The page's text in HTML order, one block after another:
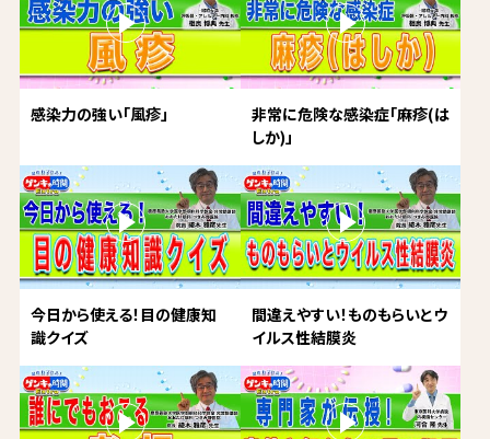
感染力の強い「風疹」
非常に危険な感染症「麻疹(は
しか)」
今日から使える！目の健康知
識クイズ
間違えやすい！ものもらいとウ
イルス性結膜炎